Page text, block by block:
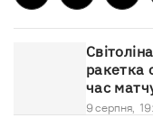
ракетка
час
9 серпня,